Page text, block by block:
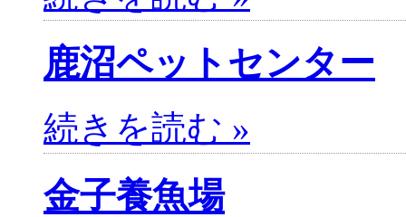
鹿沼ペットセンター
続きを読む »
金子養魚場